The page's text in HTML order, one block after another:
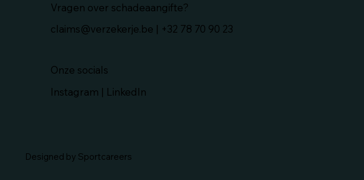
Vragen over schadeaangifte?
claims@verzekerje.be | +32 78 70 90 23
Onze socials
Instagram | LinkedIn
Designed by Sportcareers